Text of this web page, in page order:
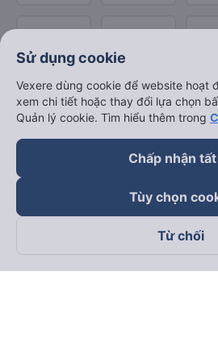
Theo dõi chúng tôi trên
Sử dụng cookie
Vexere dùng cookie để website hoạt
xem chi tiết hoặc thay đổi lựa chọn
Quản lý cookie. Tìm hiểu thêm trong
Chấp nhận
Tùy chọn
Từ chối